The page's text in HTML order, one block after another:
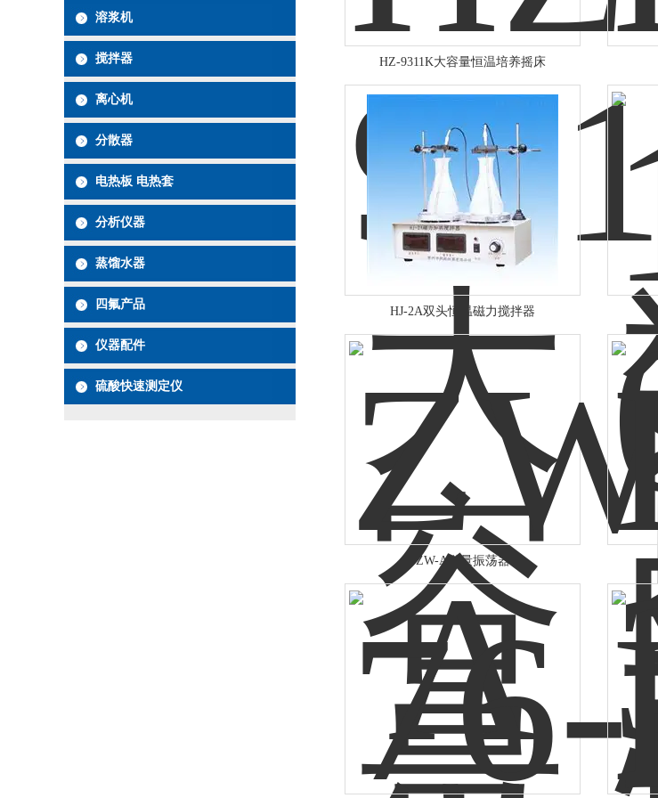
溶浆机
搅拌器
离心机
分散器
电热板 电热套
分析仪器
蒸馏水器
四氟产品
仪器配件
硫酸快速测定仪
HZ-9311K大容量恒温培养摇床
HJ-2A双头恒温磁力搅拌器
ZW-A微量振荡器